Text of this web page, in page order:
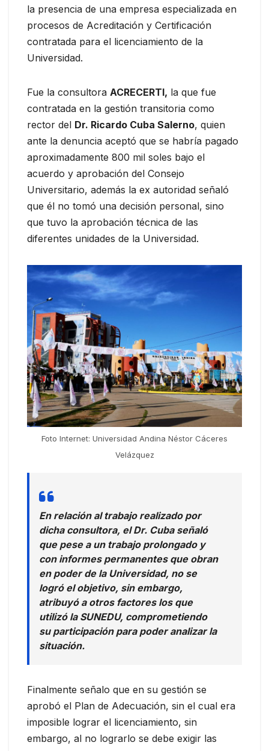
la presencia de una empresa especializada en
procesos de Acreditación y Certificación
contratada para el licenciamiento de la
Universidad.
Fue la consultora ACRECERTI, la que fue
contratada en la gestión transitoria como
rector del Dr. Ricardo Cuba Salerno, quien
ante la denuncia aceptó que se habría pagado
aproximadamente 800 mil soles bajo el
acuerdo y aprobación del Consejo
Universitario, además la ex autoridad señaló
que él no tomó una decisión personal, sino
que tuvo la aprobación técnica de las
diferentes unidades de la Universidad.
Foto Internet: Universidad Andina Néstor Cáceres
Velázquez
En relación al trabajo realizado por
dicha consultora, el Dr. Cuba señaló
que pese a un trabajo prolongado y
con informes permanentes que obran
en poder de la Universidad, no se
logró el objetivo, sin embargo,
atribuyó a otros factores los que
utilizó la SUNEDU, comprometiendo
su participación para poder analizar la
situación.
Finalmente señalo que en su gestión se
aprobó el Plan de Adecuación, sin el cual era
imposible lograr el licenciamiento, sin
embargo, al no lograrlo se debe exigir las